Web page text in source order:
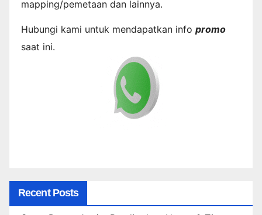
mapping/pemetaan dan lainnya.
Hubungi kami untuk mendapatkan info promo
saat ini.
Recent Posts